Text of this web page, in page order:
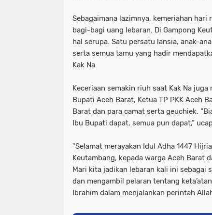
Sebagaimana lazimnya, kemeriahan
bagi-bagi uang lebaran. Di Gampong
hal serupa. Satu persatu lansia, anak-
serta semua tamu yang hadir
Kak Na.
Keceriaan semakin riuh saat Kak Na
Bupati Aceh Barat, Ketua TP PKK Aceh
Barat dan para camat serta geuchiek.
Ibu Bupati dapat, semua pun dapat,”
"Selamat merayakan Idul Adha 1447
Keutambang, kepada warga Aceh Barat
Mari kita jadikan lebaran kali ini sebagai
dan mengambil pelaran tentang
Ibrahim dalam menjalankan perintah